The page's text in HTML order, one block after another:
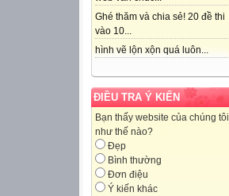
Ghé thăm và chia sẻ! 20 đề thi
vào 10...
hình vẽ lộn xộn quá luôn...
ĐIỀU TRA Ý KIẾN
Bạn thấy website của chúng tôi
như thế nào?
Đẹp
Bình thường
Đơn điệu
Ý kiến khác